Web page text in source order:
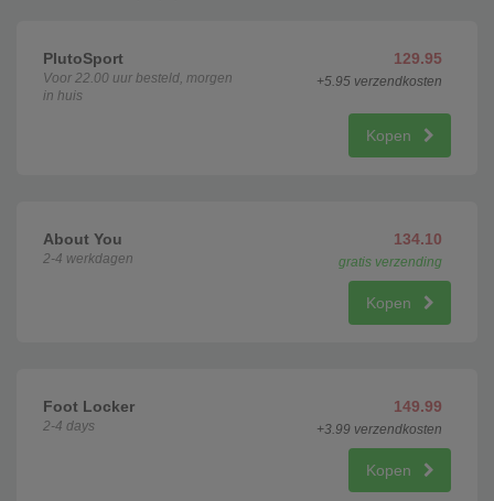
PlutoSport
Voor 22.00 uur besteld, morgen
in huis
129.95
+5.95 verzendkosten
Kopen
About You
2-4 werkdagen
134.10
gratis verzending
Kopen
Foot Locker
2-4 days
149.99
+3.99 verzendkosten
Kopen